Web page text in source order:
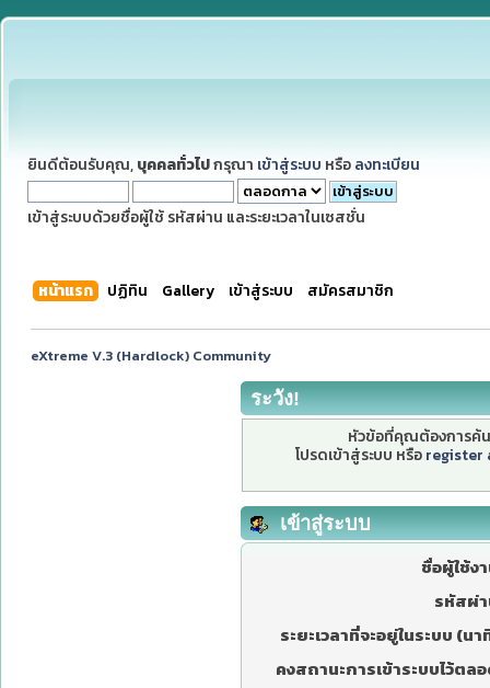
ยินดีต้อนรับคุณ, บุคคลทั่วไปกรุณา เข้าสู่ระบบ หรือ ลงทะเบียน
เข้าสู่ระบบด้วยชื่อผู้ใช้ รหัสผ่าน และระยะเวลาในเซสชั่น
หน้าแรก ปฏิทิน Gallery เข้าสู่ระบบ สมัครสมาชิก
eXtreme V.3 (Hardlock) Community
ระวัง!
หัวข้อที่คุณต้องการค้
โปรดเข้าสู่ระบบ หรือ register
เข้าสู่ระบบ
ชื่อผู้ใช้ง
รหัสผ่
ระยะเวลาที่จะอยู่ในระบบ (นา
คงสถานะการเข้าระบบไว้ตล